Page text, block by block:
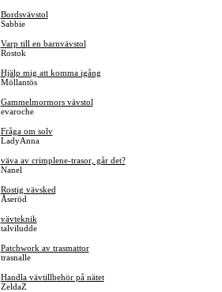
Bordsvävstol
Sabbie
Varp till en barnvävstol
Rostok
Hjälp mig att komma igång
Möllantös
Gammelmormors vävstol
evaroche
Fråga om solv
LadyAnna
väva av crimplene-trasor, går det?
Nanel
Rostig vävsked
Åseröd
vävteknik
talviludde
Patchwork av trasmattor
trasnalle
Handla vävtillbehör på nätet
ZeldaZ